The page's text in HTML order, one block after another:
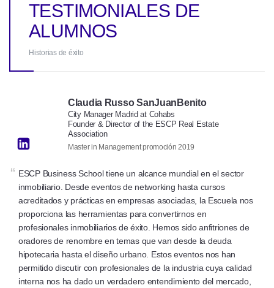
TESTIMONIALES DE
ALUMNOS
Historias de éxito
Claudia Russo SanJuanBenito
City Manager Madrid at Cohabs
Founder & Director of the ESCP Real Estate
Association
Master in Management promoción 2019
“ ESCP Business School tiene un alcance mundial en el sector
inmobiliario. Desde eventos de networking hasta cursos
acreditados y prácticas en empresas asociadas, la Escuela nos
proporciona las herramientas para convertirnos en
profesionales inmobiliarios de éxito. Hemos sido anfitriones de
oradores de renombre en temas que van desde la deuda
hipotecaria hasta el diseño urbano. Estos eventos nos han
permitido discutir con profesionales de la industria cuya calidad
interna nos ha dado un verdadero entendimiento del mercado,